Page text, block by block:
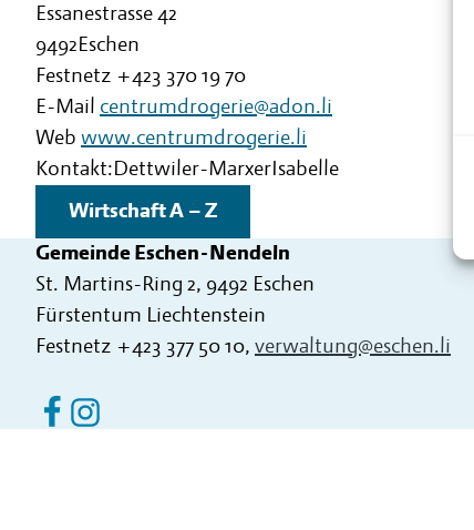
Essanestrasse 42
9492Eschen
Festnetz +423 370 19 70
E-Mail centrumdrogerie@adon.li
Web www.centrumdrogerie.li
Kontakt:Dettwiler-MarxerIsabelle
Wirtschaft A – Z
Gemeinde Eschen-Nendeln
St. Martins-Ring 2, 9492 Eschen
Fürstentum Liechtenstein
Festnetz +423 377 50 10, verwaltung@eschen.li
Eschen Nendeln auf Facebook
Eschen Nendeln auf Instagram